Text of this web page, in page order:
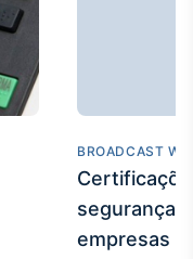
BROADCAST
segurança
empresas